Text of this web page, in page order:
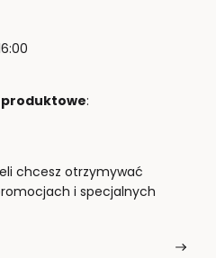
produktowe:
chcesz otrzymywać
i specjalnych